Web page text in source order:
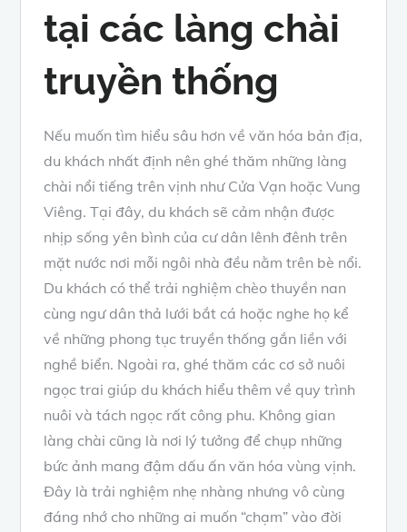
tại các làng chài
truyền thống
Nếu muốn tìm hiểu sâu hơn về văn hóa bản địa,
du khách nhất định nên ghé thăm những làng
chài nổi tiếng trên vịnh như Cửa Vạn hoặc Vung
Viêng. Tại đây, du khách sẽ cảm nhận được
nhịp sống yên bình của cư dân lênh đênh trên
mặt nước nơi mỗi ngôi nhà đều nằm trên bè nổi.
Du khách có thể trải nghiệm chèo thuyền nan
cùng ngư dân thả lưới bắt cá hoặc nghe họ kể
về những phong tục truyền thống gắn liền với
nghề biển. Ngoài ra, ghé thăm các cơ sở nuôi
ngọc trai giúp du khách hiểu thêm về quy trình
nuôi và tách ngọc rất công phu. Không gian
làng chài cũng là nơi lý tưởng để chụp những
bức ảnh mang đậm dấu ấn văn hóa vùng vịnh.
Đây là trải nghiệm nhẹ nhàng nhưng vô cùng
đáng nhớ cho những ai muốn “chạm” vào đời